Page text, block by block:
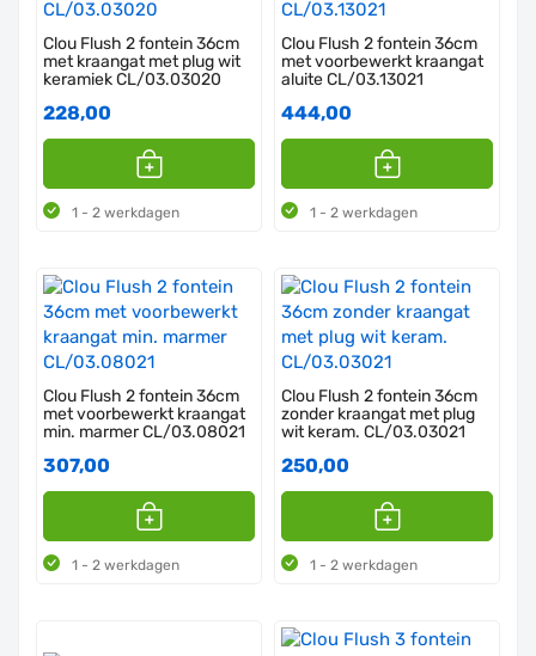
Clou Flush 2 fontein 36cm
met kraangat met plug wit
keramiek CL/03.03020
228,00
1 - 2 werkdagen
Clou Flush 2 fontein 36cm
met voorbewerkt kraangat
aluite CL/03.13021
444,00
1 - 2 werkdagen
Clou Flush 2 fontein 36cm
met voorbewerkt kraangat
min. marmer CL/03.08021
307,00
1 - 2 werkdagen
Clou Flush 2 fontein 36cm
zonder kraangat met plug
wit keram. CL/03.03021
250,00
1 - 2 werkdagen